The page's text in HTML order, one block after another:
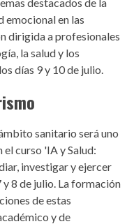
emocional en las
dirigida a profesionales
la salud y los
días 9 y 10 de julio.
sanitario será uno
el curso 'IA y Salud:
investigar y ejercer
8 de julio. La formación
de estas
y de